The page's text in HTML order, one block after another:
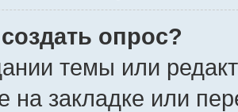
опрос?
темы или
на закладке или